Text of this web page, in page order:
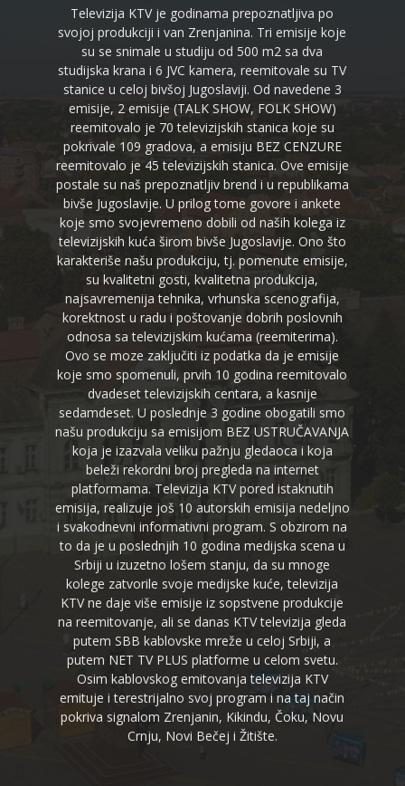
Televizija KTV je godinama prepoznatljiva po
svojoj produkciji i van Zrenjanina. Tri emisije koje
su se snimale u studiju od 500 m2 sa dva
studijska krana i 6 JVC kamera, reemitovale su TV
stanice u celoj bivšoj Jugoslaviji. Od navedene 3
emisije, 2 emisije (TALK SHOW, FOLK SHOW)
reemitovalo je 70 televizijskih stanica koje su
pokrivale 109 gradova, a emisiju BEZ CENZURE
reemitovalo je 45 televizijskih stanica. Ove emisije
postale su naš prepoznatljiv brend i u republikama
bivše Jugoslavije. U prilog tome govore i ankete
koje smo svojevremeno dobili od naših kolega iz
televizijskih kuća širom bivše Jugoslavije. Ono što
karakteriše našu produkciju, tj. pomenute emisije,
su kvalitetni gosti, kvalitetna produkcija,
najsavremenija tehnika, vrhunska scenografija,
korektnost u radu i poštovanje dobrih poslovnih
odnosa sa televizijskim kućama (reemiterima).
Ovo se moze zaključiti iz podatka da je emisije
koje smo spomenuli, prvih 10 godina reemitovalo
dvadeset televizijskih centara, a kasnije
sedamdeset. U poslednje 3 godine obogatili smo
našu produkciju sa emisijom BEZ USTRUČAVANJA
koja je izazvala veliku pažnju gledaoca i koja
beleži rekordni broj pregleda na internet
platformama. Televizija KTV pored istaknutih
emisija, realizuje još 10 autorskih emisija nedeljno
i svakodnevni informativni program. S obzirom na
to da je u poslednjih 10 godina medijska scena u
Srbiji u izuzetno lošem stanju, da su mnoge
kolege zatvorile svoje medijske kuće, televizija
KTV ne daje više emisije iz sopstvene produkcije
na reemitovanje, ali se danas KTV televizija gleda
putem SBB kablovske mreže u celoj Srbiji, a
putem NET TV PLUS platforme u celom svetu.
Osim kablovskog emitovanja televizija KTV
emituje i terestrijalno svoj program i na taj način
pokriva signalom Zrenjanin, Kikindu, Čoku, Novu
Crnju, Novi Bečej i Žitište.